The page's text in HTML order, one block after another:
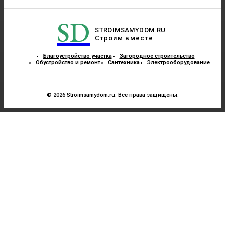
SD
STROIMSAMYDOM.RU
Строим вместе
Благоустройство участка
Загородное строительство
Обустройство и ремонт
Сантехника Электрооборудование
© 2026 Stroimsamydom.ru. Все права защищены.